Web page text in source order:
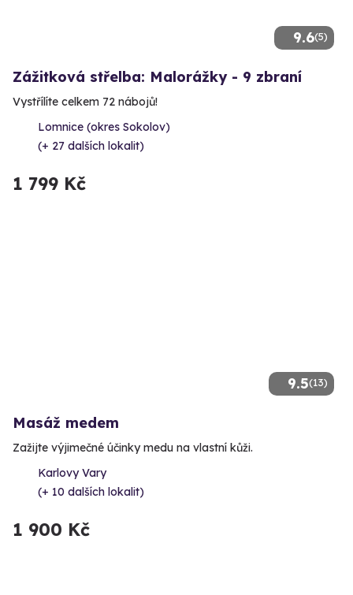
9.6(5)
Zážitková střelba: Malorážky - 9 zbraní
Vystřílíte celkem 72 nábojů!
Lomnice (okres Sokolov)
(+ 27 dalších lokalit)
1 799 Kč
9.5(13)
Masáž medem
Zažijte výjimečné účinky medu na vlastní kůži.
Karlovy Vary
(+ 10 dalších lokalit)
1 900 Kč